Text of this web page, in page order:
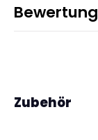
Produktgalerie
Zubehör